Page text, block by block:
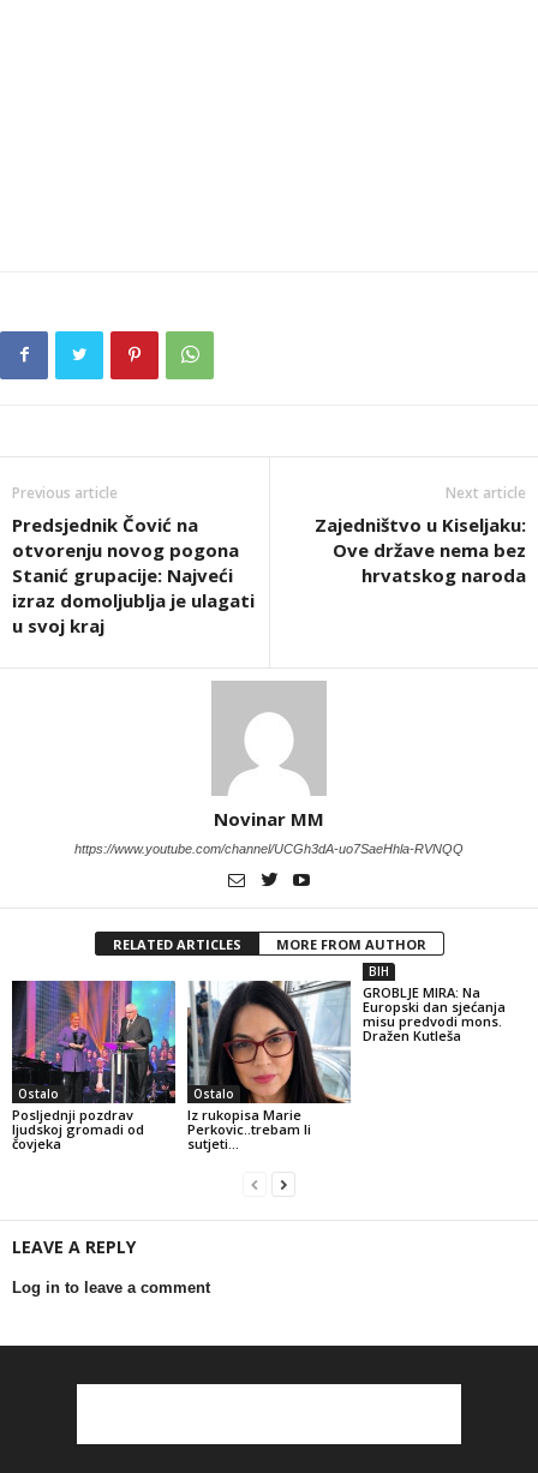
Previous article
Predsjednik Čović na
otvorenju novog pogona
Stanić grupacije: Najveći
izraz domoljublja je ulagati
u svoj kraj
Next article
Zajedništvo u Kiseljaku:
Ove države nema bez
hrvatskog naroda
Novinar MM
https://www.youtube.com/channel/UCGh3dA-uo7SaeHhla-RVNQQ
RELATED ARTICLES MORE FROM AUTHOR
Ostalo
Posljednji pozdrav
ljudskoj gromadi od
čovjeka
Ostalo
Iz rukopisa Marie
Perkovic..trebam li
sutjeti…
BIH
GROBLJE MIRA: Na
Europski dan sjećanja
misu predvodi mons.
Dražen Kutleša
LEAVE A REPLY
Log in to leave a comment